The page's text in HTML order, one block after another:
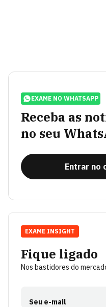
EXAME NO WHATSAPP
Receba as
no seu
Entrar no
Fique ligado
Nos bastidores do
Seu e-mail
EXAME INSIGHT